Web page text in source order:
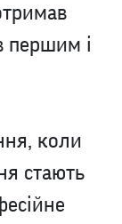
першим і
коли
стають